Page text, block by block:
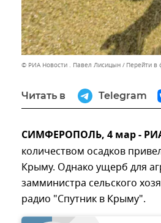
© РИА Новости . Павел Лисицын Перейти в
Читать в Telegram
СИМФЕРОПОЛЬ, 4 мар -
количеством осадков
Крыму. Однако ущерб для
замминистра сельского
радио "Спутник в Крыму".